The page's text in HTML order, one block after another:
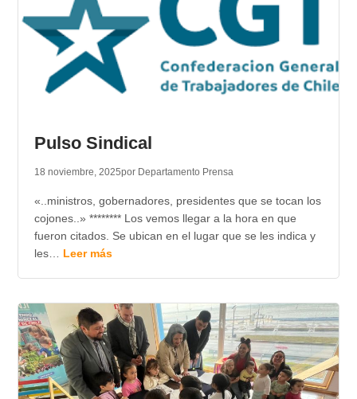
Pulso Sindical
18 noviembre, 2025por Departamento Prensa
«..ministros, gobernadores, presidentes que se tocan los
cojones..» ******** Los vemos llegar a la hora en que
fueron citados. Se ubican en el lugar que se les indica y
les… Leer más